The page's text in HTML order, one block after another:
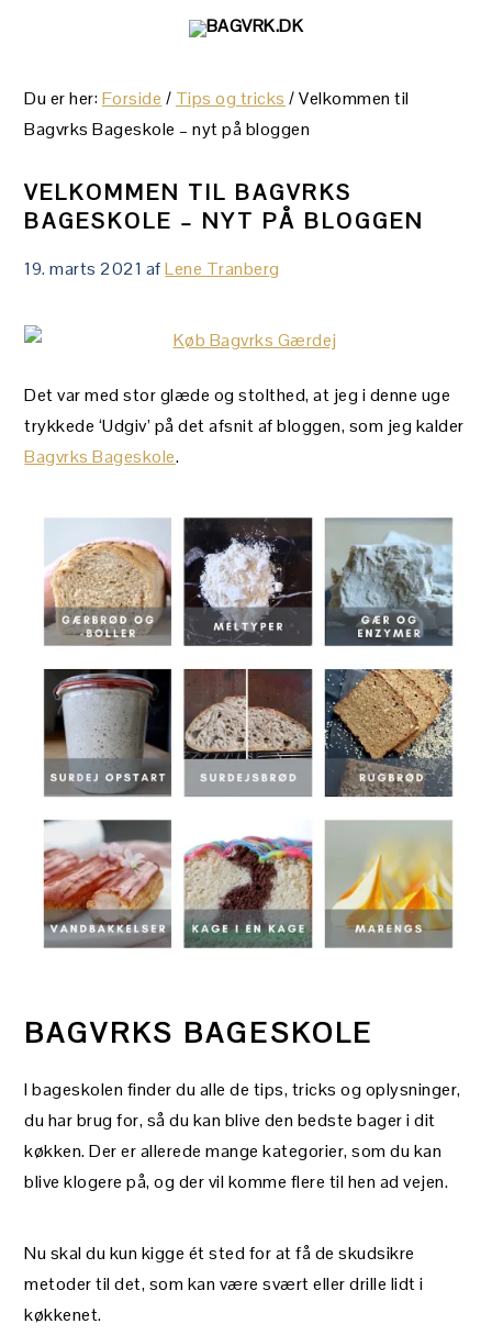
primær
navigation
primær
sidebar
Du er her:Forside / Tips og tricks /Velkommen til
Bagvrks Bageskole – nyt på bloggen
VELKOMMEN TIL BAGVRKS
BAGESKOLE – NYT PÅ BLOGGEN
19. marts 2021 afLene Tranberg
Det var med stor glæde og stolthed, at jeg i denne uge
trykkede ‘Udgiv’ på det afsnit af bloggen, som jeg kalder
Bagvrks Bageskole.
BAGVRKS BAGESKOLE
I bageskolen finder du alle de tips, tricks og oplysninger,
du har brug for, så du kan blive den bedste bager i dit
køkken. Der er allerede mange kategorier, som du kan
blive klogere på, og der vil komme flere til hen ad vejen.
Nu skal du kun kigge ét sted for at få de skudsikre
metoder til det, som kan være svært eller drille lidt i
køkkenet.